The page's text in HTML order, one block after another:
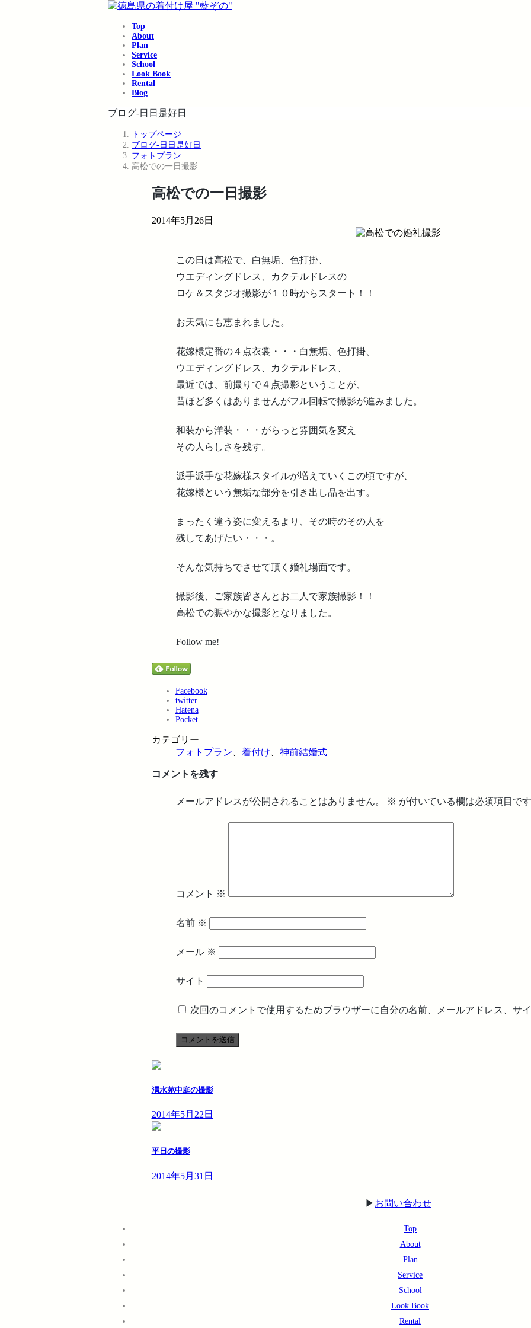
コ
プ
ナ
動
Top
About
Plan
Service
School
Look Book
Rental
Blog
ブログ-日日是好日
トップページ
ブログ-日日是好日
フォトプラン
高松での一日撮影
高松での一日撮影
2014年5月26日
この日は高松で、白無垢、色打掛、
ウエディングドレス、カクテルドレスの
ロケ＆スタジオ撮影が１０時からスタート！！
お天気にも恵まれました。
花嫁様定番の４点衣裳・・・白無垢、色打掛、
ウエディングドレス、カクテルドレス、
最近では、前撮りで４点撮影ということが、
昔ほど多くはありませんがフル回転で撮影が進みました。
和装から洋装・・・がらっと雰囲気を変え
その人らしさを残す。
派手派手な花嫁様スタイルが増えていくこの頃ですが、
花嫁様という無垢な部分を引き出し品を出す。
まったく違う姿に変えるより、その時のその人を
残してあげたい・・・。
そんな気持ちでさせて頂く婚礼場面です。
撮影後、ご家族皆さんとお二人で家族撮影！！
高松での賑やかな撮影となりました。
Follow me!
Facebook
twitter
Hatena
Pocket
カテゴリー
フォトプラン
着付け 神前結婚式
コメントを残す
メールアドレスが公開されることはありません。 ※ が付いている欄は必須項目です
コメント ※
名前 ※
メール ※
サイト
次回のコメントで使用するためブラウザーに自分の名前、メールアドレス、サイ
渭水苑中庭の撮影
2014年5月22日
平日の撮影
2014年5月31日
▶︎ お問い合わせ
Top
About
Plan
Service
School
Look Book
Rental